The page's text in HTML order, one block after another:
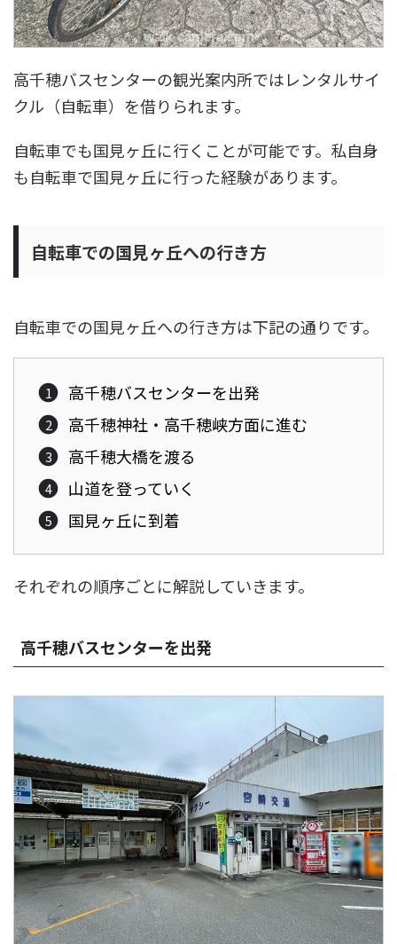
高千穂バスセンターの観光案内所ではレンタルサイ
クル（自転車）を借りられます。
自転車でも国見ヶ丘に行くことが可能です。私自身
も自転車で国見ヶ丘に行った経験があります。
自転車での国見ヶ丘への行き方
自転車での国見ヶ丘への行き方は下記の通りです。
高千穂バスセンターを出発
高千穂神社・高千穂峡方面に進む
高千穂大橋を渡る
山道を登っていく
国見ヶ丘に到着
それぞれの順序ごとに解説していきます。
高千穂バスセンターを出発